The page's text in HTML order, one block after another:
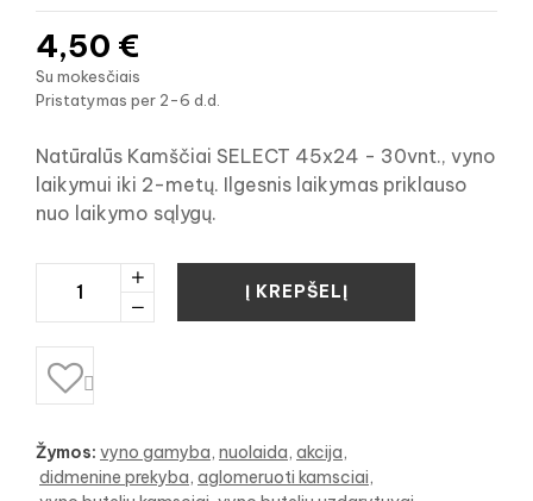
4,50 €
Su mokesčiais
Pristatymas per 2-6 d.d.
Natūralūs Kamščiai SELECT 45x24 - 30vnt., vyno
laikymui iki 2-metų. Ilgesnis laikymas priklauso
nuo laikymo sąlygų.
Į KREPŠELĮ

Žymos: vyno gamyba nuolaida akcija
didmenine prekyba aglomeruoti kamsciai